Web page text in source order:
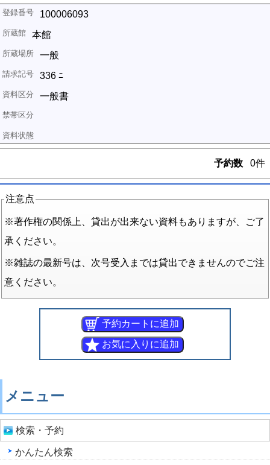
100006093
本館
一般
336 ﾆ
一般書
予約数 0件
注意点
※著作権の関係上、貸出が出来ない資料もありますが、ご了
承ください。
※雑誌の最新号は、次号受入までは貸出できませんのでご注
意ください。
メニュー
検索・予約
かんたん検索